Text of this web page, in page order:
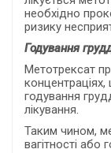
необхідно
ризику
Годування
Метотрексат
годування
лікування.
Таким чином,
вагітності або